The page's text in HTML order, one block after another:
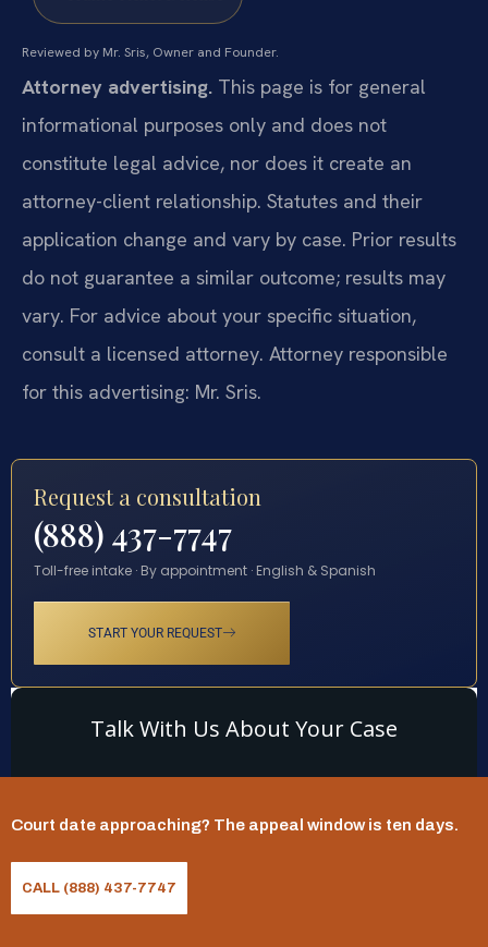
Reviewed by Mr. Sris, Owner and Founder.
Attorney advertising. This page is for general
informational purposes only and does not
constitute legal advice, nor does it create an
attorney-client relationship. Statutes and their
application change and vary by case. Prior results
do not guarantee a similar outcome; results may
vary. For advice about your specific situation,
consult a licensed attorney. Attorney responsible
for this advertising: Mr. Sris.
Request a consultation
(888) 437-7747
Toll-free intake · By appointment · English & Spanish
START YOUR REQUEST
Court date approaching? The appeal window is ten days.
CALL (888) 437-7747